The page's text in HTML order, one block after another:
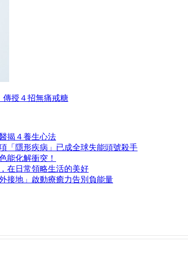
傳授４招無痛戒糖
揭４養生心法
「隱形疾病」已成全球失能頭號殺手
能化解衝突！
在日常領略生活的美好
接地」啟動療癒力告別負能量